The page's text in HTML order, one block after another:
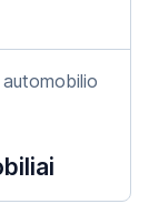
automobilio